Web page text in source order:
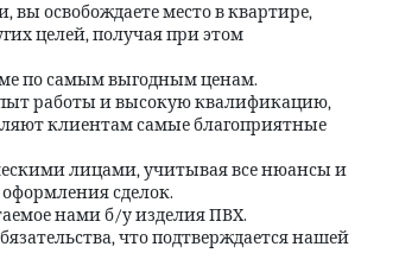
освобождаете место в квартире,
целей, получая при этом
по самым выгодным ценам.
работы и высокую квалификацию,
клиентам самые благоприятные
лицами, учитывая все нюансы и
сделок.
нами б/у изделия ПВХ.
что подтверждается нашей